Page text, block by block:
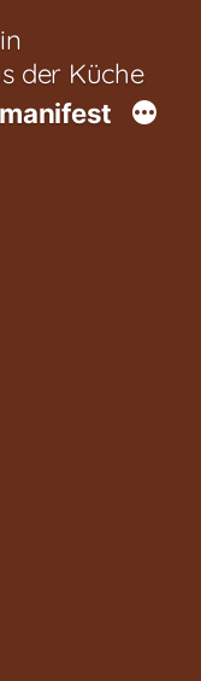
der Küche
manifest